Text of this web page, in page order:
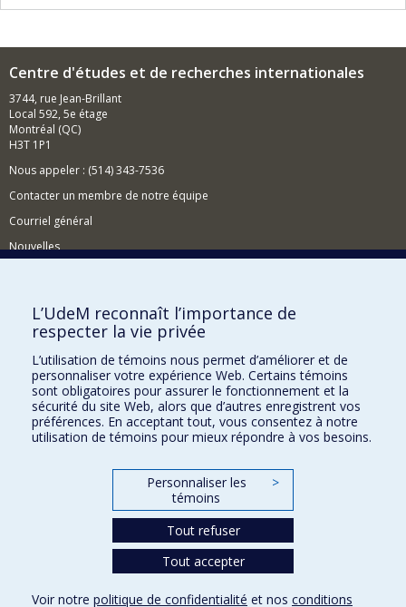
Centre d'études et de recherches internationales
3744, rue Jean-Brillant
Local 592, 5e étage
Montréal (QC)
H3T 1P1
Nous appeler : (514) 343-7536
Contacter un membre de notre équipe
Courriel général
Nouvelles
Comment soutenir le CÉRIUM?
BESOIN D'AIDE?
Plan du site
Signaler une erreur
Accessibilité
FACULTÉ DES ARTS ET DES SCIENCES
Nos départements et écoles
L’UdeM reconnaît l’importance de
respecter la vie privée
L’utilisation de témoins nous permet d’améliorer et de
personnaliser votre expérience Web. Certains témoins
sont obligatoires pour assurer le fonctionnement et la
sécurité du site Web, alors que d’autres enregistrent vos
préférences. En acceptant tout, vous consentez à notre
utilisation de témoins pour mieux répondre à vos besoins.
Personnaliser les
témoins
>
Tout refuser
Tout accepter
Voir notre politique de confidentialité et nos conditions